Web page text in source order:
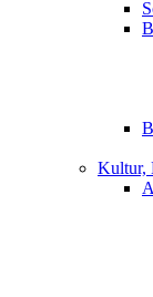
Kultur,